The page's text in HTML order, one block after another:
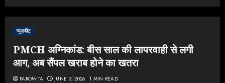
न्यूज़बीट
PMCH अग्निकांड: बीस साल की लापरवाही से लगी
आग, अब सैंपल खराब होने का खतरा
PAROMITA JUNE 3, 2026 1 MIN READ